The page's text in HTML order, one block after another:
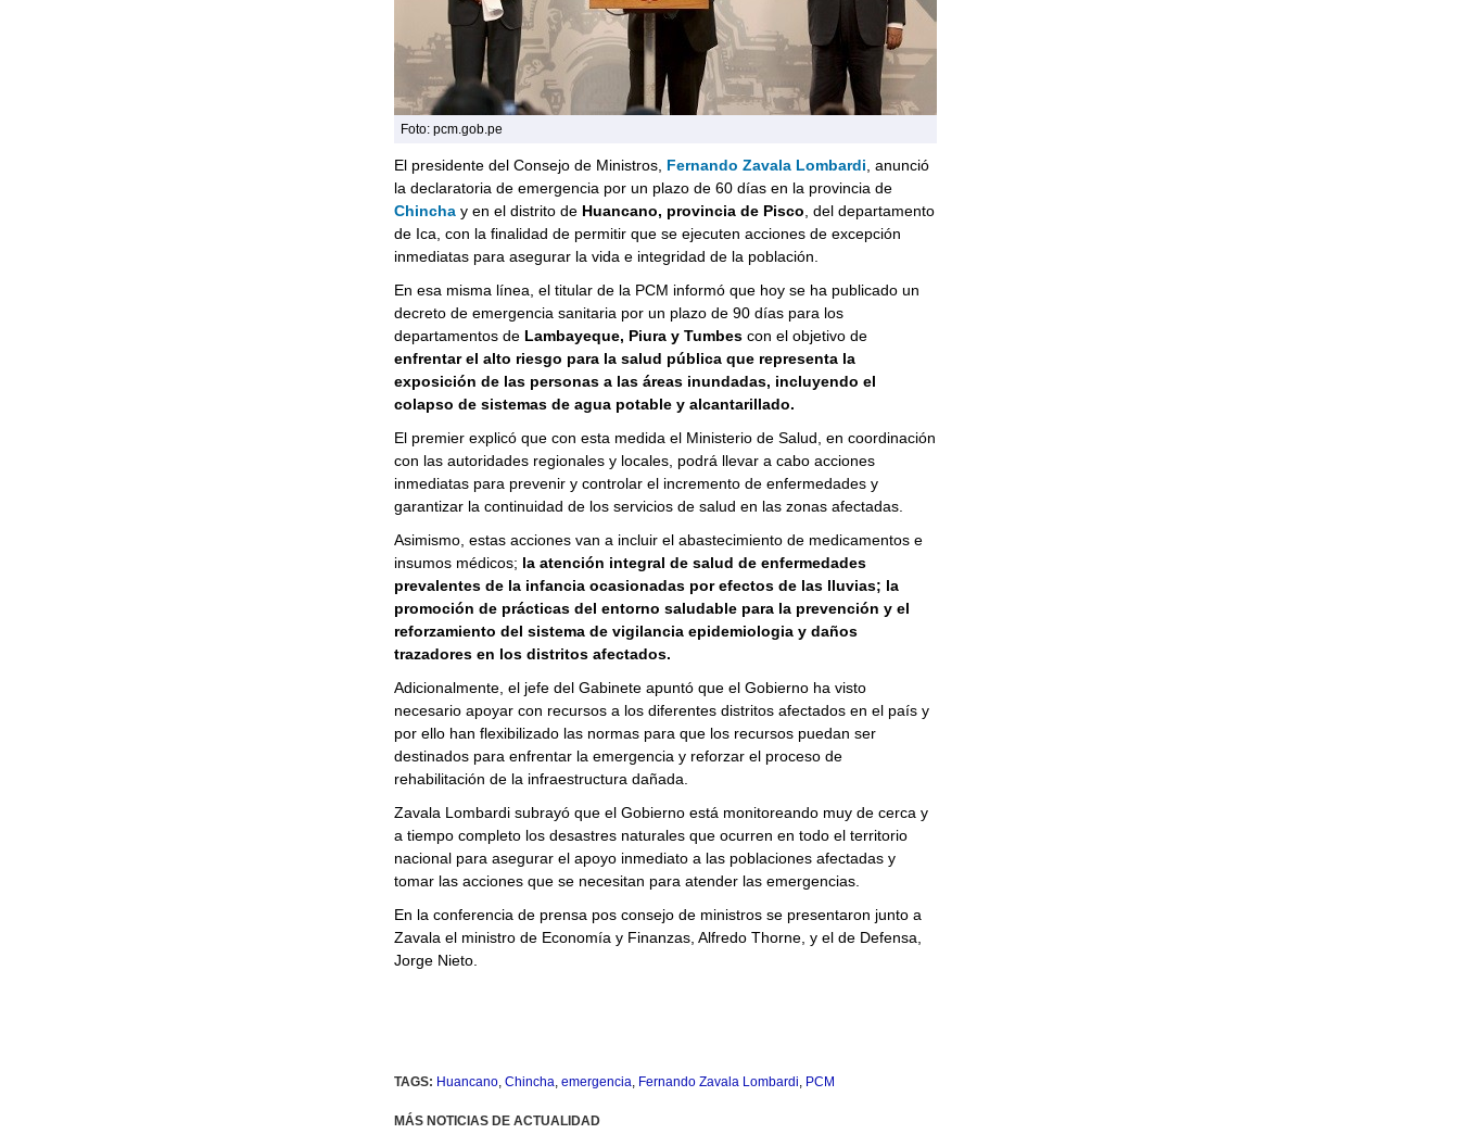
Foto: pcm.gob.pe
El presidente del Consejo de Ministros, Fernando Zavala Lombardi , anunció
la declaratoria de emergencia por un plazo de 60 días en la provincia de
Chinchay en el distrito de Huancano, provincia de Pisco , del departamento
de Ica, con la finalidad de permitir que se ejecuten acciones de excepción
inmediatas para asegurar la vida e integridad de la población.
En esa misma línea, el titular de la PCM informó que hoy se ha publicado un
decreto de emergencia sanitaria por un plazo de 90 días para los
departamentos de Lambayeque, Piura y Tumbescon el objetivo de
enfrentar el alto riesgo para la salud pública que representa la
exposición de las personas a las áreas inundadas, incluyendo el
colapso de sistemas de agua potable y alcantarillado.
El premier explicó que con esta medida el Ministerio de Salud, en coordinación
con las autoridades regionales y locales, podrá llevar a cabo acciones
inmediatas para prevenir y controlar el incremento de enfermedades y
garantizar la continuidad de los servicios de salud en las zonas afectadas.
Asimismo, estas acciones van a incluir el abastecimiento de medicamentos e
insumos médicos; la atención integral de salud de enfermedades
prevalentes de la infancia ocasionadas por efectos de las lluvias; la
promoción de prácticas del entorno saludable para la prevención y el
reforzamiento del sistema de vigilancia epidemiologia y daños
trazadores en los distritos afectados.
Adicionalmente, el jefe del Gabinete apuntó que el Gobierno ha visto
necesario apoyar con recursos a los diferentes distritos afectados en el país y
por ello han flexibilizado las normas para que los recursos puedan ser
destinados para enfrentar la emergencia y reforzar el proceso de
rehabilitación de la infraestructura dañada.
Zavala Lombardi subrayó que el Gobierno está monitoreando muy de cerca y
a tiempo completo los desastres naturales que ocurren en todo el territorio
nacional para asegurar el apoyo inmediato a las poblaciones afectadas y
tomar las acciones que se necesitan para atender las emergencias.
En la conferencia de prensa pos consejo de ministros se presentaron junto a
Zavala el ministro de Economía y Finanzas, Alfredo Thorne, y el de Defensa,
Jorge Nieto.
TAGS: Huancano, Chincha, emergencia, Fernando Zavala Lombardi, PCM
MÁS NOTICIAS DE ACTUALIDAD